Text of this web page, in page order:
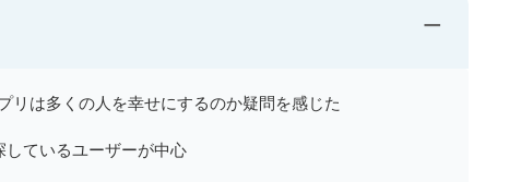
−
リは多くの人を幸せにするのか疑問を感じた
しているユーザーが中心